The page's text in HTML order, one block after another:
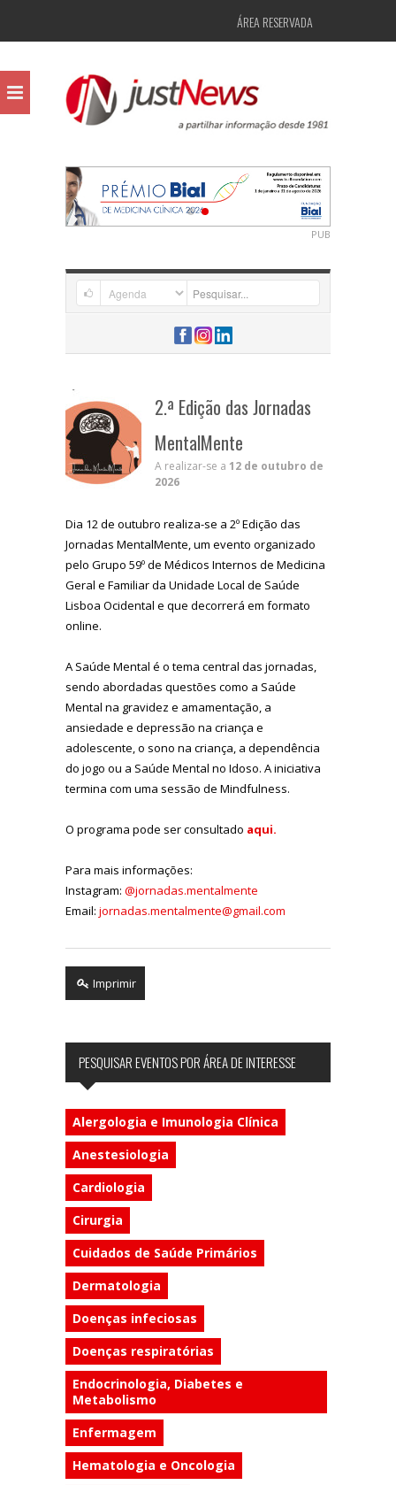
ÁREA RESERVADA
PUB
2.ª Edição das Jornadas
MentalMente
A realizar-se a 12 de outubro de
2026
Dia 12 de outubro realiza-se a 2º Edição das
Jornadas MentalMente, um evento organizado
pelo Grupo 59º de Médicos Internos de Medicina
Geral e Familiar da Unidade Local de Saúde
Lisboa Ocidental e que decorrerá em formato
online.
A Saúde Mental é o tema central das jornadas,
sendo abordadas questões como a Saúde
Mental na gravidez e amamentação, a
ansiedade e depressão na criança e
adolescente, o sono na criança, a dependência
do jogo ou a Saúde Mental no Idoso. A iniciativa
termina com uma sessão de Mindfulness.
O programa pode ser consultado aqui.
Para mais informações:
Instagram: @jornadas.mentalmente
Email: jornadas.mentalmente@gmail.com
Imprimir
PESQUISAR EVENTOS POR ÁREA DE INTERESSE
Alergologia e Imunologia Clínica
Anestesiologia
Cardiologia
Cirurgia
Cuidados de Saúde Primários
Dermatologia
Doenças infeciosas
Doenças respiratórias
Endocrinologia, Diabetes e
Metabolismo
Enfermagem
Hematologia e Oncologia